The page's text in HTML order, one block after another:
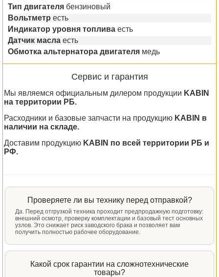
Тип двигателя бензиновый
Вольтметр есть
Индикатор уровня топлива есть
Датчик масла есть
Обмотка альтернатора двигателя медь
Сервис и гарантия
Мы являемся официальным дилером продукции KABIN
на территории РБ.
Расходники и базовые запчасти на продукцию KABIN в
наличии на складе.
Доставим продукцию KABIN по всей территории РБ и
РФ.
Проверяете ли вы технику перед отправкой?
Да. Перед отгрузкой техника проходит предпродажную подготовку:
внешний осмотр, проверку комплектации и базовый тест основных
узлов. Это снижает риск заводского брака и позволяет вам
получить полностью рабочее оборудование.
Какой срок гарантии на сложнотехнические
товары?